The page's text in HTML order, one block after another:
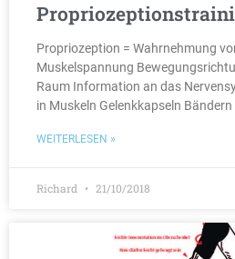
Propriozeption = Wahrnehmung
Muskelspannung
Raum Information an das
in Muskeln Gelenkkapseln Bändern
WEITERLESEN »
Richard 21/10/2018